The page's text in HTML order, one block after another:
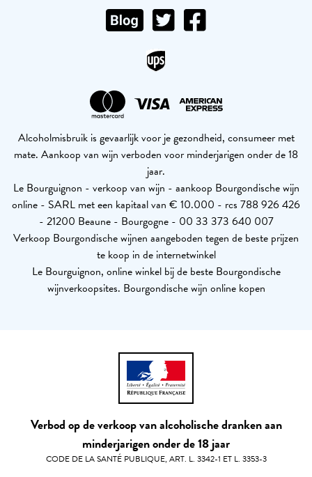
Alcoholmisbruik is gevaarlijk voor je gezondheid, consumeer met
mate. Aankoop van wijn verboden voor minderjarigen onder de 18
jaar.
Le Bourguignon - verkoop van wijn - aankoop Bourgondische wijn
online - SARL met een kapitaal van € 10.000 - rcs 788 926 426
- 21200 Beaune - Bourgogne - 00 33 373 640 007
Verkoop Bourgondische wijnen aangeboden tegen de beste prijzen
te koop in de internetwinkel
Le Bourguignon, online winkel bij de beste Bourgondische
wijnverkoopsites. Bourgondische wijn online kopen
Verbod op de verkoop van alcoholische dranken aan
minderjarigen onder de 18 jaar
CODE DE LA SANTÉ PUBLIQUE, ART. L. 3342-1 ET L. 3353-3